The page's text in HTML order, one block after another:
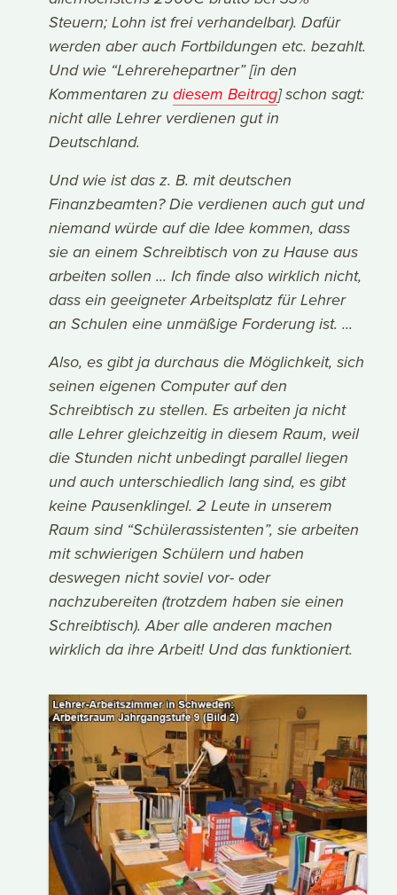
Steuern; Lohn ist frei verhandelbar). Dafür
werden aber auch Fortbildungen etc. bezahlt.
Und wie “Lehrerehepartner” [in den
Kommentaren zudiesem Beitrag] schon sagt:
nicht alle Lehrer verdienen gut in
Deutschland.
Und wie ist das z. B. mit deutschen
Finanzbeamten? Die verdienen auch gut und
niemand würde auf die Idee kommen, dass
sie an einem Schreibtisch von zu Hause aus
arbeiten sollen ... Ich finde also wirklich nicht,
dass ein geeigneter Arbeitsplatz für Lehrer
an Schulen eine unmäßige Forderung ist. ...
Also, es gibt ja durchaus die Möglichkeit, sich
seinen eigenen Computer auf den
Schreibtisch zu stellen. Es arbeiten ja nicht
alle Lehrer gleichzeitig in diesem Raum, weil
die Stunden nicht unbedingt parallel liegen
und auch unterschiedlich lang sind, es gibt
keine Pausenklingel. 2 Leute in unserem
Raum sind “Schülerassistenten”, sie arbeiten
mit schwierigen Schülern und haben
deswegen nicht soviel vor- oder
nachzubereiten (trotzdem haben sie einen
Schreibtisch). Aber alle anderen machen
wirklich da ihre Arbeit! Und das funktioniert.